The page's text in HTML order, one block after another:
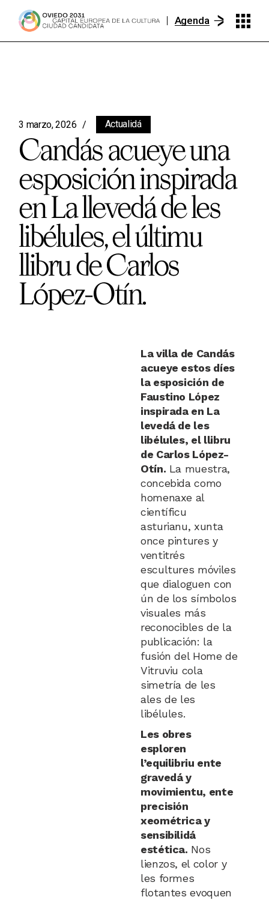
Agenda
3 marzo, 2026 Actualidá
Candás acueye una
esposición inspirada
en La llevedá de les
libélules, el últimu
llibru de Carlos
López-Otín.
La villa de Candás
acueye estos díes
la esposición de
Faustino López
inspirada en La
levedá de les
libélules, el llibru
de Carlos López-
Otín. La muestra,
concebida como
homenaxe al
científicu
asturianu, xunta
once pintures y
ventitrés
escultures móviles
que dialoguen con
ún de los símbolos
visuales más
reconocibles de la
publicación: la
fusión del Home de
Vitruviu cola
simetría de les
ales de les
libélules.
Les obres
esploren
l’equilibriu ente
gravedá y
movimientu, ente
precisión
xeométrica y
sensibilidá
estética. Nos
lienzos, el color y
les formes
flotantes evoquen